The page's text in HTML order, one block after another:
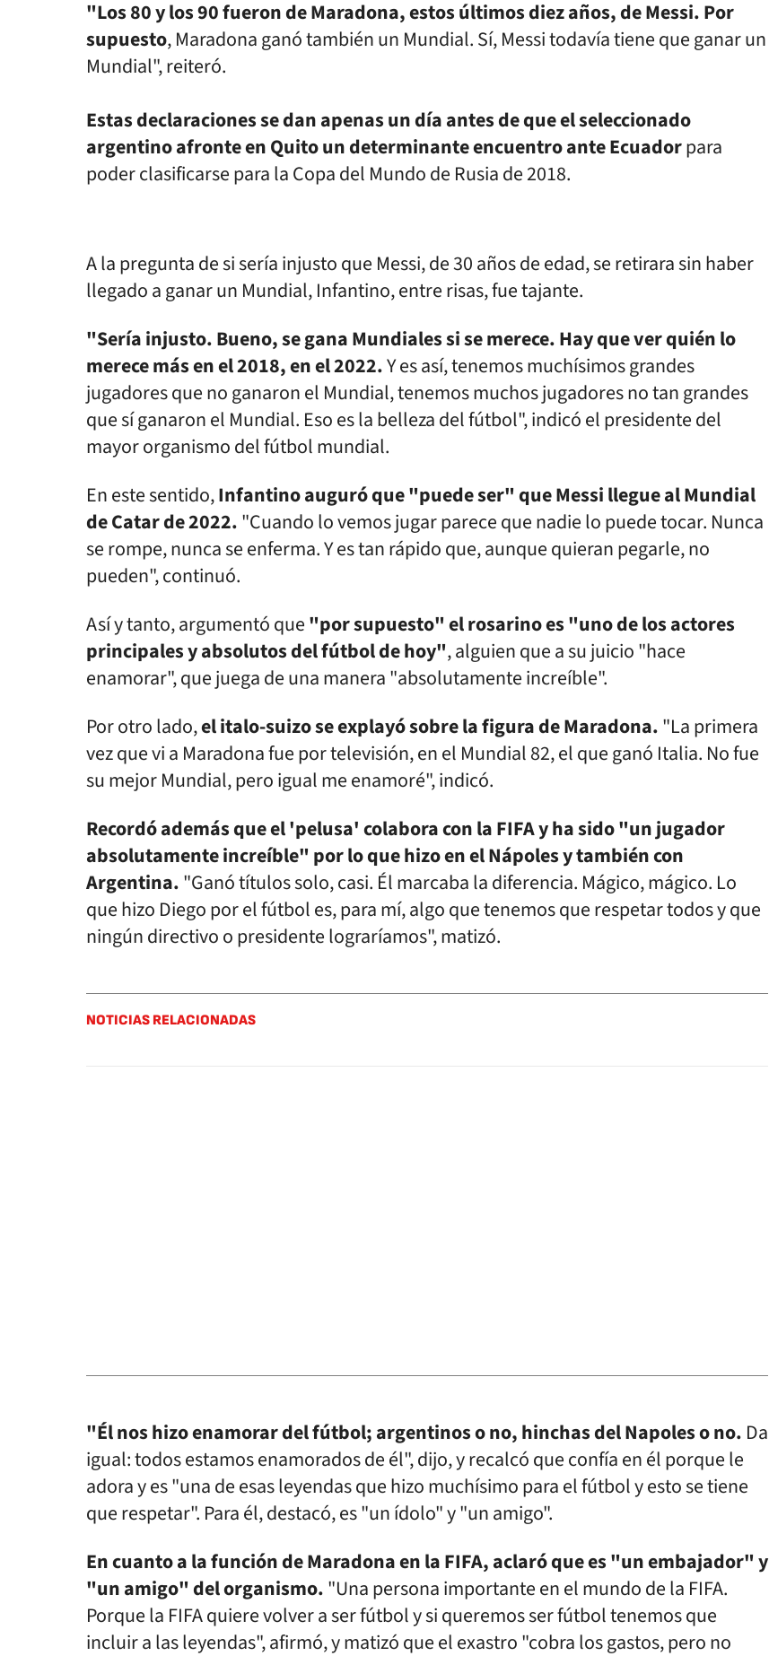
"Los 80 y los 90 fueron de Maradona, estos últimos diez años, de Messi. Por
supuesto, Maradona ganó también un Mundial. Sí, Messi todavía tiene que ganar un
Mundial", reiteró.
Estas declaraciones se dan apenas un día antes de que el seleccionado
argentino afronte en Quito un determinante encuentro ante Ecuadorpara
poder clasificarse para la Copa del Mundo de Rusia de 2018.
A la pregunta de si sería injusto que Messi, de 30 años de edad, se retirara sin haber
llegado a ganar un Mundial, Infantino, entre risas, fue tajante.
"Sería injusto. Bueno, se gana Mundiales si se merece. Hay que ver quién lo
merece más en el 2018, en el 2022.Y es así, tenemos muchísimos grandes
jugadores que no ganaron el Mundial, tenemos muchos jugadores no tan grandes
que sí ganaron el Mundial. Eso es la belleza del fútbol", indicó el presidente del
mayor organismo del fútbol mundial.
En este sentido,Infantino auguró que "puede ser" que Messi llegue al Mundial
de Catar de 2022."Cuando lo vemos jugar parece que nadie lo puede tocar. Nunca
se rompe, nunca se enferma. Y es tan rápido que, aunque quieran pegarle, no
pueden", continuó.
Así y tanto, argumentó que"por supuesto" el rosarino es "uno de los actores
principales y absolutos del fútbol de hoy", alguien que a su juicio "hace
enamorar", que juega de una manera "absolutamente increíble".
Por otro lado,el italo-suizo se explayó sobre la figura de Maradona."La primera
vez que vi a Maradona fue por televisión, en el Mundial 82, el que ganó Italia. No fue
su mejor Mundial, pero igual me enamoré", indicó.
Recordó además que el 'pelusa' colabora con la FIFA y ha sido "un jugador
absolutamente increíble" por lo que hizo en el Nápoles y también con
Argentina."Ganó títulos solo, casi. Él marcaba la diferencia. Mágico, mágico. Lo
que hizo Diego por el fútbol es, para mí, algo que tenemos que respetar todos y que
ningún directivo o presidente lograríamos", matizó.
NOTICIAS RELACIONADAS
"Él nos hizo enamorar del fútbol; argentinos o no, hinchas del Napoles o no. Da
igual: todos estamos enamorados de él", dijo, y recalcó que confía en él porque le
adora y es "una de esas leyendas que hizo muchísimo para el fútbol y esto se tiene
que respetar". Para él, destacó, es "un ídolo" y "un amigo".
En cuanto a la función de Maradona en la FIFA, aclaró que es "un embajador" y
"un amigo" del organismo."Una persona importante en el mundo de la FIFA.
Porque la FIFA quiere volver a ser fútbol y si queremos ser fútbol tenemos que
incluir a las leyendas", afirmó, y matizó que el exastro "cobra los gastos, pero no